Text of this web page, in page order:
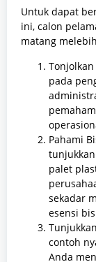
Untuk dapat
ini, calon
matang
Tonjolkan
pada
Pahami
palet
sekadar
esensi
contoh
Anda